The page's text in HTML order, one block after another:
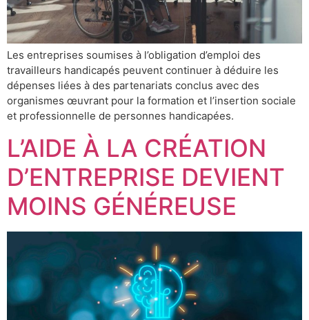
Les entreprises soumises à l’obligation d’emploi des
travailleurs handicapés peuvent continuer à déduire les
dépenses liées à des partenariats conclus avec des
organismes œuvrant pour la formation et l’insertion sociale
et professionnelle de personnes handicapées.
L’AIDE À LA CRÉATION
D’ENTREPRISE DEVIENT
MOINS GÉNÉREUSE